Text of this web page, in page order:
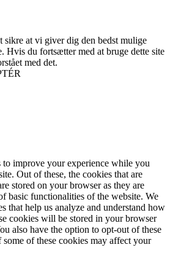
sikre at vi giver dig den bedst mulige
Hvis du fortsætter med at bruge dette site
med det.
to improve your experience while you
Out of these, the cookies that are
stored on your browser as they are
basic functionalities of the website. We
that help us analyze and understand how
cookies will be stored in your browser
also have the option to opt-out of these
of these cookies may affect your